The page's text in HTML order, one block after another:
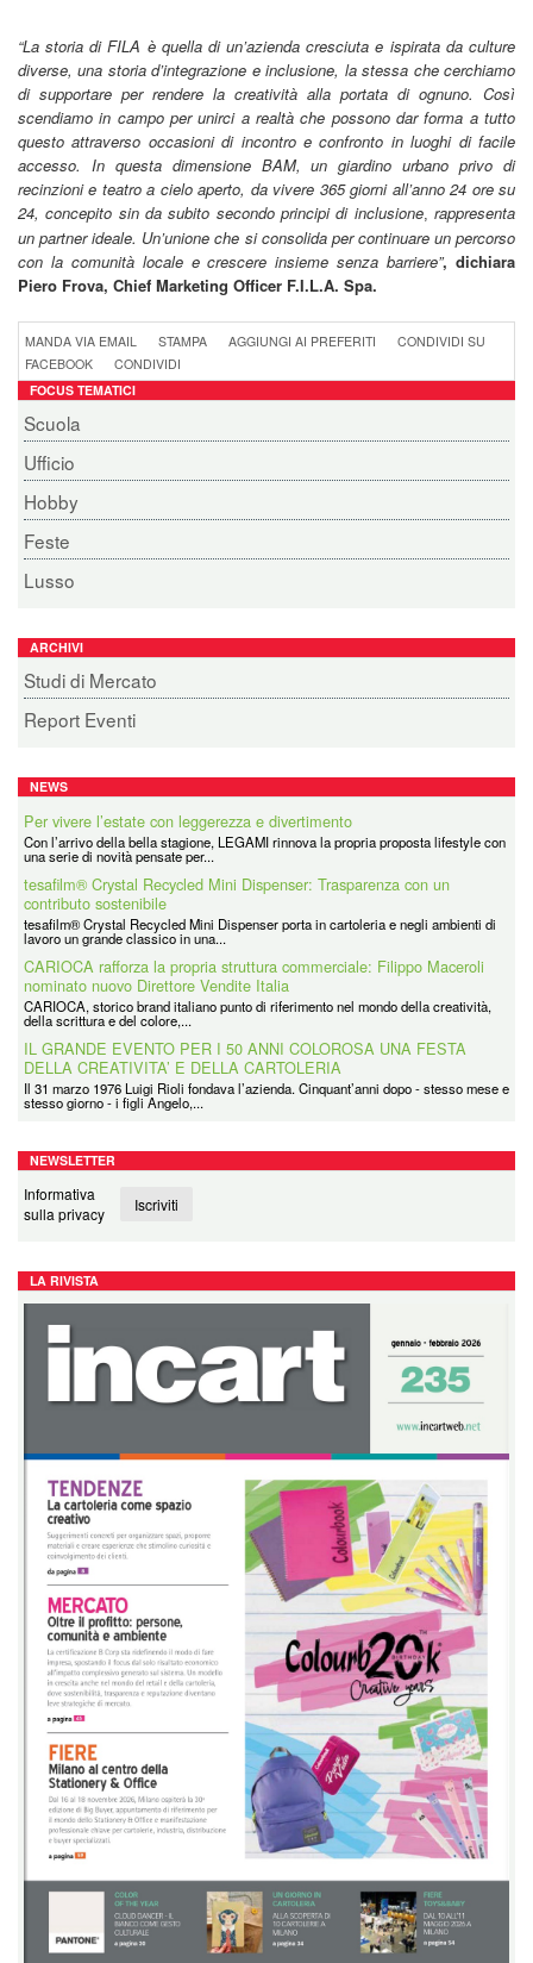
“La storia di FILA è quella di un’azienda cresciuta e ispirata da culture
diverse, una storia d’integrazione e inclusione, la stessa che cerchiamo
di supportare per rendere la creatività alla portata di ognuno. Così
scendiamo in campo per unirci a realtà che possono dar forma a tutto
questo attraverso occasioni di incontro e confronto in luoghi di facile
accesso. In questa dimensione BAM, un giardino urbano privo di
recinzioni e teatro a cielo aperto, da vivere 365 giorni all’anno 24 ore su
24, concepito sin da subito secondo principi di inclusione,rappresenta
un partner ideale. Un’unione che si consolida per continuare un percorso
con la comunità locale e crescere insieme senza barriere”, dichiara
Piero Frova, Chief Marketing Officer F.I.L.A. Spa.
MANDA VIA EMAIL STAMPA AGGIUNGI AI PREFERITI
CONDIVIDI SU
FACEBOOK
CONDIVIDI
FOCUS TEMATICI
Scuola
Ufficio
Hobby
Feste
Lusso
ARCHIVI
Studi di Mercato
Report Eventi
NEWS
Per vivere l’estate con leggerezza e divertimento
Con l’arrivo della bella stagione, LEGAMI rinnova la propria proposta lifestyle con
una serie di novità pensate per...
tesafilm® Crystal Recycled Mini Dispenser: Trasparenza con un
contributo sostenibile
tesafilm® Crystal Recycled Mini Dispenser porta in cartoleria e negli ambienti di
lavoro un grande classico in una...
CARIOCA rafforza la propria struttura commerciale: Filippo Maceroli
nominato nuovo Direttore Vendite Italia
CARIOCA, storico brand italiano punto di riferimento nel mondo della creatività,
della scrittura e del colore,...
IL GRANDE EVENTO PER I 50 ANNI COLOROSA UNA FESTA
DELLA CREATIVITA’ E DELLA CARTOLERIA
Il 31 marzo 1976 Luigi Rioli fondava l’azienda. Cinquant’anni dopo - stesso mese e
stesso giorno - i figli Angelo,...
NEWSLETTER
Informativa
sulla privacy
Iscriviti
LA RIVISTA